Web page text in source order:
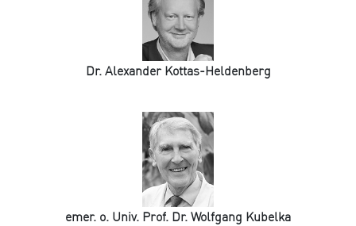
Dr. Alexander Kottas-Heldenberg
emer. o. Univ. Prof. Dr. Wolfgang Kubelka